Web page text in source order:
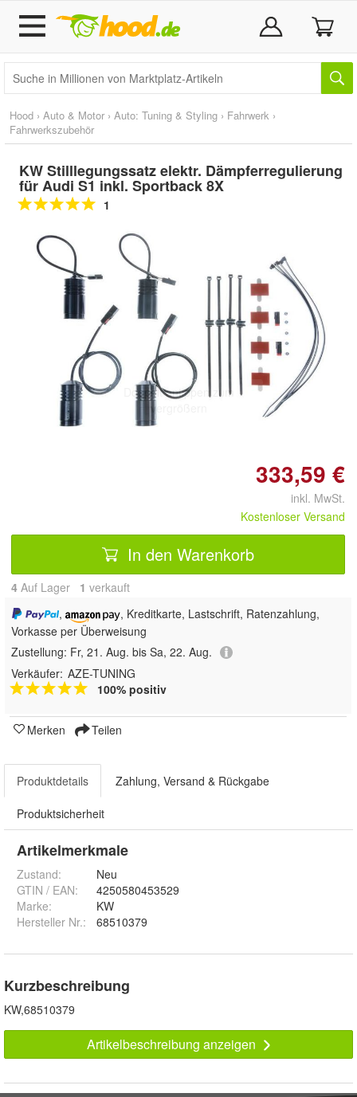
Hood › Auto & Motor › Auto: Tuning & Styling › Fahrwerk ›
Fahrwerkszubehör
KW Stilllegungssatz elektr. Dämpferregulierung
für Audi S1 inkl. Sportback 8X
1
Doppelt antippen zum
vergrößern
333,59 €
inkl. MwSt.
Kostenloser Versand
In den Warenkorb
4 Auf Lager 1 verkauft
,
, Kreditkarte, Lastschrift, Ratenzahlung,
Vorkasse per Überweisung
Zustellung: Fr, 21. Aug. bis Sa, 22. Aug.
Verkäufer: AZE-TUNING
100% positiv
Merken Teilen
Produktdetails Zahlung, Versand & Rückgabe
Produktsicherheit
Artikelmerkmale
Zustand:
Neu
GTIN / EAN:
4250580453529
Marke:
KW
Hersteller Nr.:
68510379
Kurzbeschreibung
KW,68510379
Artikelbeschreibung anzeigen